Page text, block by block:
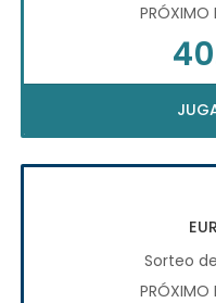
PRÓXIMO
Sorteo
PRÓXIMO